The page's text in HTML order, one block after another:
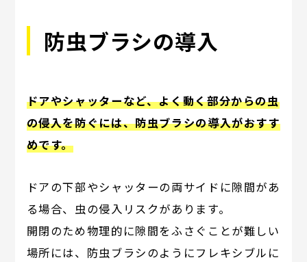
防虫ブラシの導入
ドアやシャッターなど、よく動く部分からの虫
の侵入を防ぐには、防虫ブラシの導入がおすす
めです。
ドアの下部やシャッターの両サイドに隙間があ
る場合、虫の侵入リスクがあります。
開閉のため物理的に隙間をふさぐことが難しい
場所には、防虫ブラシのようにフレキシブルに